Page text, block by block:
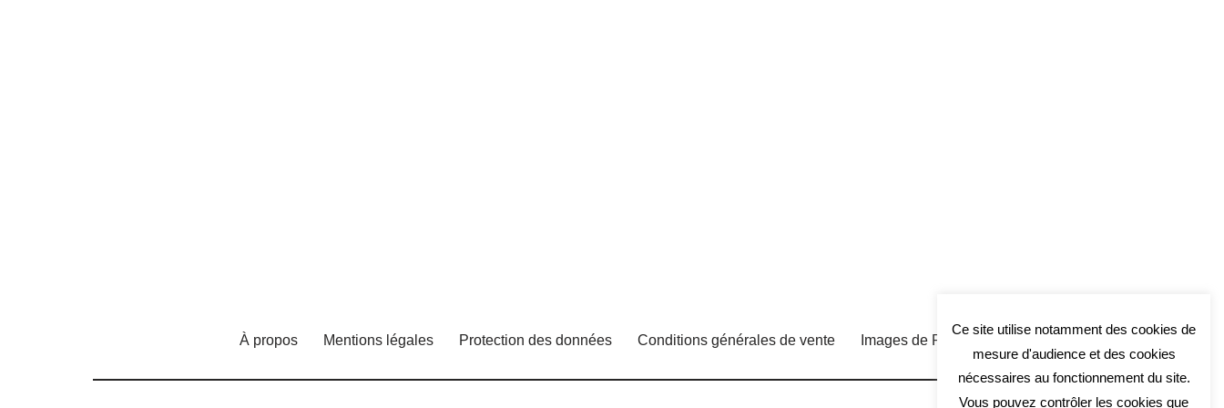
À propos Mentions légales Protection des données Conditions générales de vente Images de Pixabay
Ce site utilise notamment des cookies de
mesure d'audience et des cookies
nécessaires au fonctionnement du site.
Vous pouvez contrôler les cookies que